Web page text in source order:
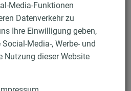
Media-Funktionen
Datenverkehr zu
Ihre Einwilligung geben,
Media-, Werbe- und
Nutzung dieser Website
Lüftungsbefestigung
Lüftungsbefestigung